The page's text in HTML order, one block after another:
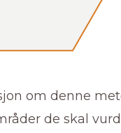
om denne
de skal